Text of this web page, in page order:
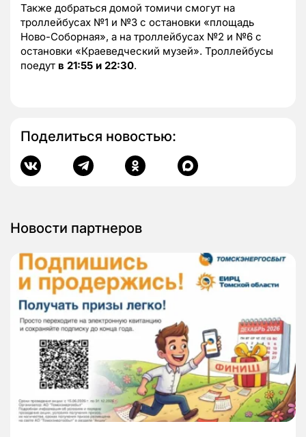
Также добраться домой томичи смогут на
троллейбусах №1 и №3 с остановки «площадь
Ново-Соборная», а на троллейбусах №2 и №6 с
остановки «Краеведческий музей». Троллейбусы
поедут в 21:55 и 22:30.
Поделиться новостью:
Новости партнеров